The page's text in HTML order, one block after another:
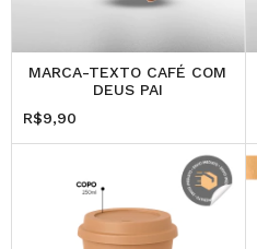
MARCA-TEXTO CAFÉ COM
DEUS PAI
R$9,90